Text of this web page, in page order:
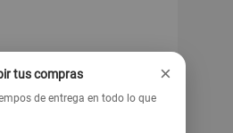
tus compras ×
de entrega en todo lo que